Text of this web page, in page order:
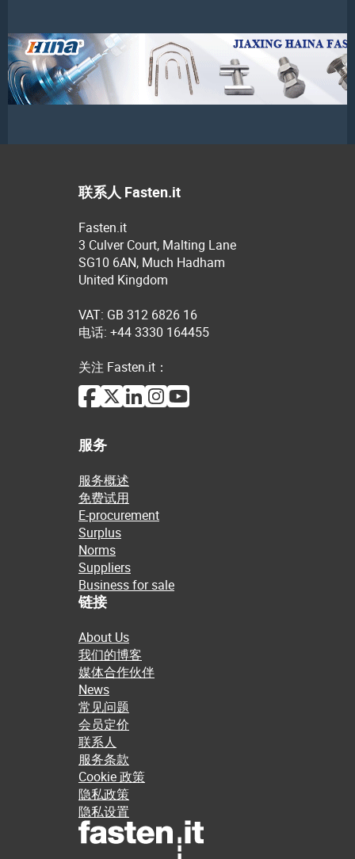
联系人 Fasten.it
Fasten.it
3 Culver Court, Malting Lane
SG10 6AN, Much Hadham
United Kingdom
VAT: GB 312 6826 16
电话: +44 3330 164455
关注 Fasten.it：
服务
服务概述
免费试用
E-procurement
Surplus
Norms
Suppliers
Business for sale
链接
About Us
我们的博客
媒体合作伙伴
News
常见问题
会员定价
联系人
服务条款
Cookie 政策
隐私政策
隐私设置